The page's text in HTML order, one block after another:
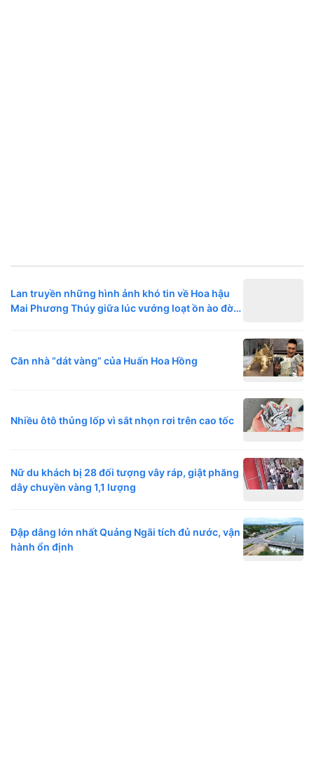
Lan truyền những hình ảnh khó tin về Hoa hậu
Mai Phương Thúy giữa lúc vướng loạt ồn ào đời
Căn nhà “dát vàng” của Huấn Hoa Hồng
Nhiều ôtô thủng lốp vì sắt nhọn rơi trên cao tốc
Nữ du khách bị 28 đối tượng vây ráp, giật phăng
dây chuyền vàng 1,1 lượng
Đập dâng lớn nhất Quảng Ngãi tích đủ nước, vận
hành ổn định